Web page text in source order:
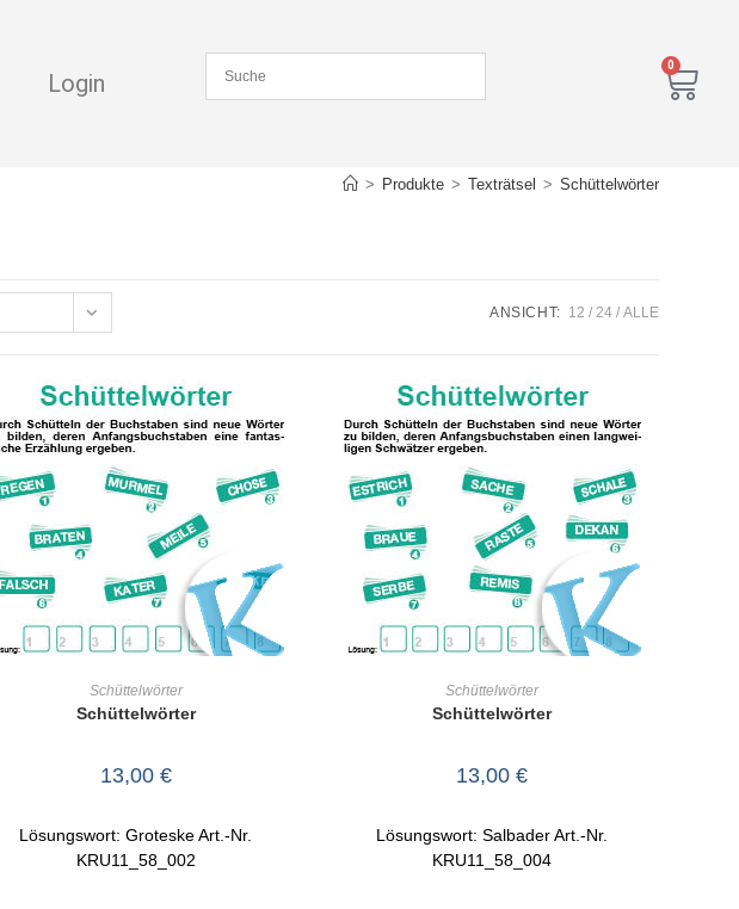
Login
0
> Produkte > Texträtsel > Schüttelwörter
ANSICHT: 12 24 ALLE
Schüttelwörter
Schüttelwörter
13,00 €
Lösungswort: Groteske Art.-Nr.
KRU11_58_002
Schüttelwörter
Schüttelwörter
13,00€
Lösungswort: Salbader Art.-Nr.
KRU11_58_004